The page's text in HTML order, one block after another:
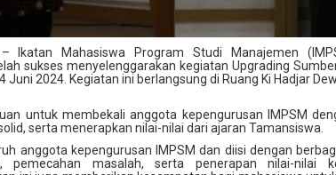
Ikatan Mahasiswa Program Studi Manajemen
sukses menyelenggarakan kegiatan Upgrading
Juni 2024. Kegiatan ini berlangsung di Ruang Ki Hadjar
untuk membekali anggota kepengurusan IMPSM
serta menerapkan nilai-nilai dari ajaran Tamansiswa.
anggota kepengurusan IMPSM dan diisi dengan
pemecahan masalah, serta penerapan nilai-nilai